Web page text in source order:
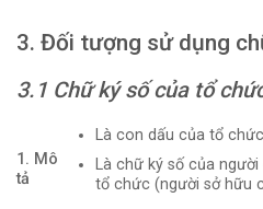
3. Đối tượng sử dụng
3.1 Chữ ký số của tổ
1. Mô
tả
Là con dấu của tổ chức
Là chữ ký số của
tổ chức (người sở hữu